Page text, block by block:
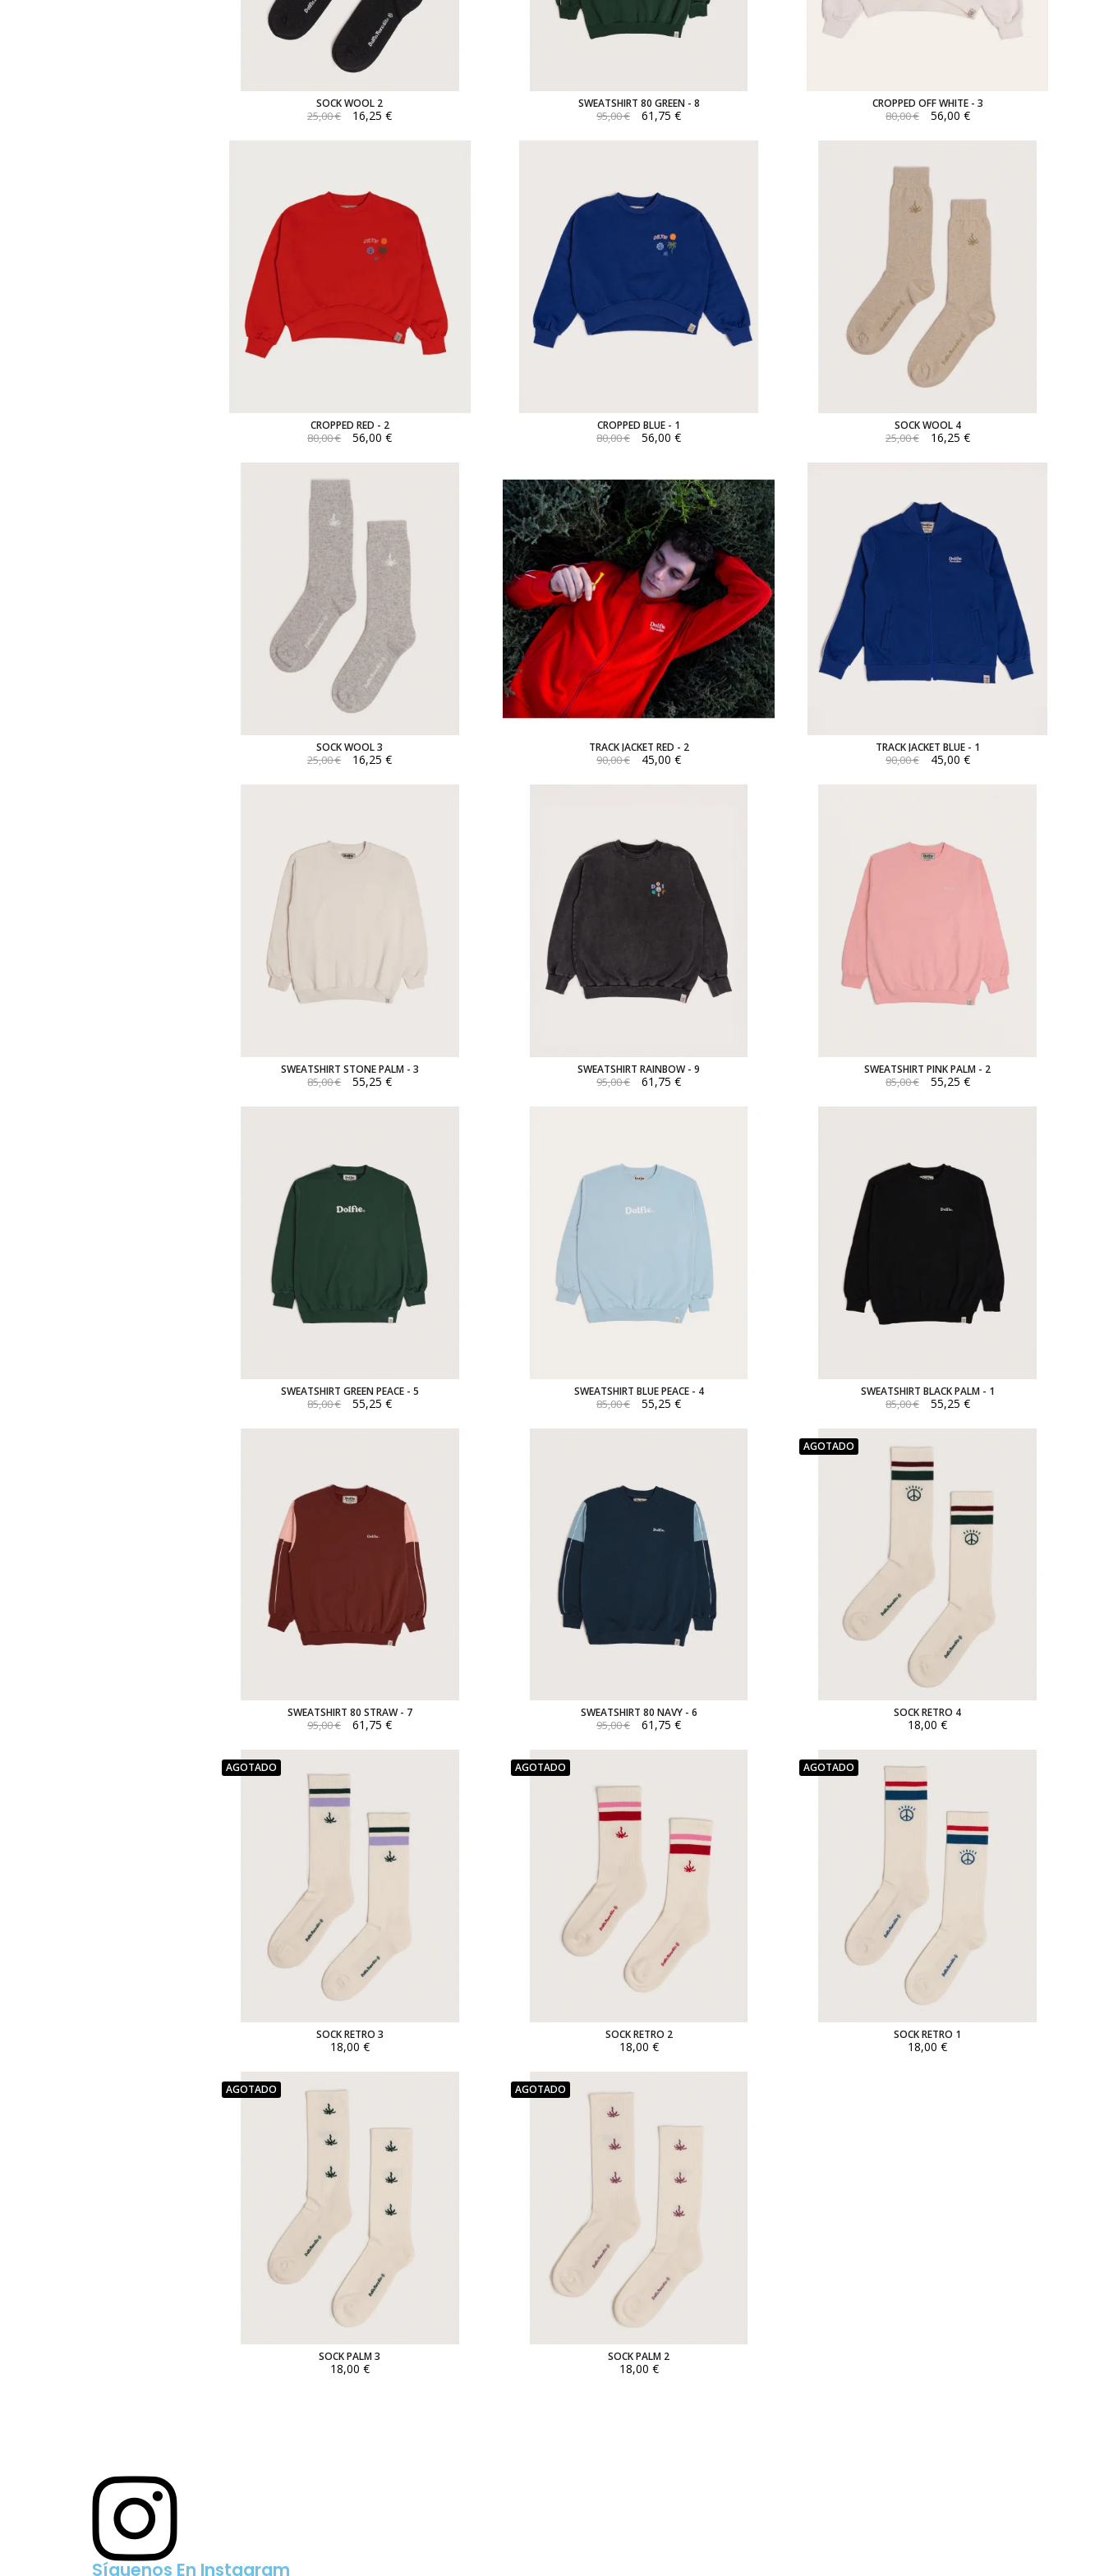
SOCK WOOL 2
25,00 € 16,25 €
SWEATSHIRT 80 GREEN - 8
95,00 € 61,75 €
CROPPED OFF WHITE - 3
80,00 € 56,00 €
CROPPED RED - 2
80,00 € 56,00 €
CROPPED BLUE - 1
80,00 € 56,00 €
SOCK WOOL 4
25,00 € 16,25 €
SOCK WOOL 3
25,00 € 16,25 €
TRACK JACKET RED - 2
90,00 € 45,00 €
TRACK JACKET BLUE - 1
90,00 € 45,00 €
SWEATSHIRT STONE PALM - 3
85,00 € 55,25 €
SWEATSHIRT RAINBOW - 9
95,00 € 61,75 €
SWEATSHIRT PINK PALM - 2
85,00 € 55,25 €
SWEATSHIRT GREEN PEACE - 5
85,00 € 55,25 €
SWEATSHIRT BLUE PEACE - 4
85,00 € 55,25 €
SWEATSHIRT BLACK PALM - 1
85,00 € 55,25 €
SWEATSHIRT 80 STRAW - 7
95,00 € 61,75 €
SWEATSHIRT 80 NAVY - 6
95,00 € 61,75 €
AGOTADO
SOCK RETRO 4
18,00 €
AGOTADO
SOCK RETRO 3
18,00 €
AGOTADO
SOCK RETRO 2
18,00 €
AGOTADO
SOCK RETRO 1
18,00 €
AGOTADO
SOCK PALM 3
18,00 €
AGOTADO
SOCK PALM 2
18,00 €
Síguenos En Instagram